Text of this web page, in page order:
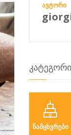
ᲐᲕᲢᲝᲠᲘ
ᲜᲐᲛᲪᲮᲕᲠᲔᲑᲘ